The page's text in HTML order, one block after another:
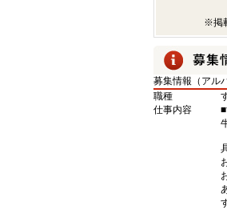
※掲
募集情報（アル
職種
仕事内容